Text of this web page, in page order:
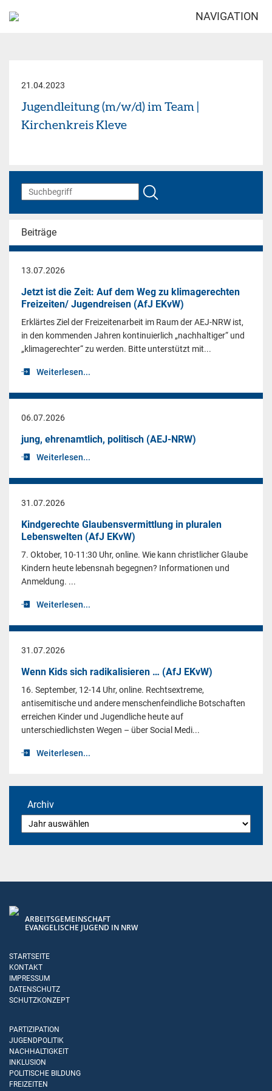
NAVIGATION
21.04.2023
Jugendleitung (m/w/d) im Team |
Kirchenkreis Kleve
Beiträge
13.07.2026
Jetzt ist die Zeit: Auf dem Weg zu klimagerechten
Freizeiten/ Jugendreisen (AfJ EKvW)
Erklärtes Ziel der Freizeitenarbeit im Raum der AEJ-NRW ist,
in den kommenden Jahren kontinuierlich „nachhaltiger“ und
„klimagerechter“ zu werden. Bitte unterstützt mit...
Weiterlesen...
06.07.2026
jung, ehrenamtlich, politisch (AEJ-NRW)
Weiterlesen...
31.07.2026
Kindgerechte Glaubensvermittlung in pluralen
Lebenswelten (AfJ EKvW)
7. Oktober, 10-11:30 Uhr, online. Wie kann christlicher Glaube
Kindern heute lebensnah begegnen? Informationen und
Anmeldung. ...
Weiterlesen...
31.07.2026
Wenn Kids sich radikalisieren … (AfJ EKvW)
16. September, 12-14 Uhr, online. Rechtsextreme,
antisemitische und andere menschenfeindliche Botschaften
erreichen Kinder und Jugendliche heute auf
unterschiedlichsten Wegen – über Social Medi...
Weiterlesen...
Archiv
ARBEITSGEMEINSCHAFT
EVANGELISCHE JUGEND IN NRW
STARTSEITE
KONTAKT
IMPRESSUM
DATENSCHUTZ
SCHUTZKONZEPT
PARTIZIPATION
JUGENDPOLITIK
NACHHALTIGKEIT
INKLUSION
POLITISCHE BILDUNG
FREIZEITEN